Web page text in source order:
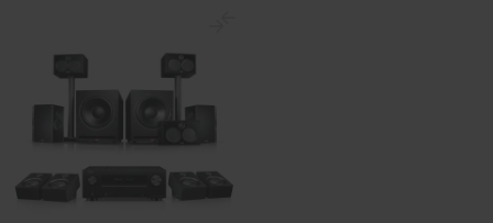
Schwarz